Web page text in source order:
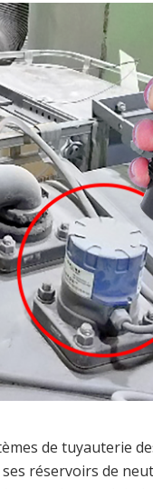
de tuyauterie
réservoirs de